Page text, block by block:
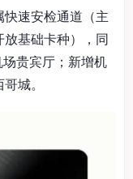
速安检通道（主
基础卡种），同
场贵宾厅；新增机
城。